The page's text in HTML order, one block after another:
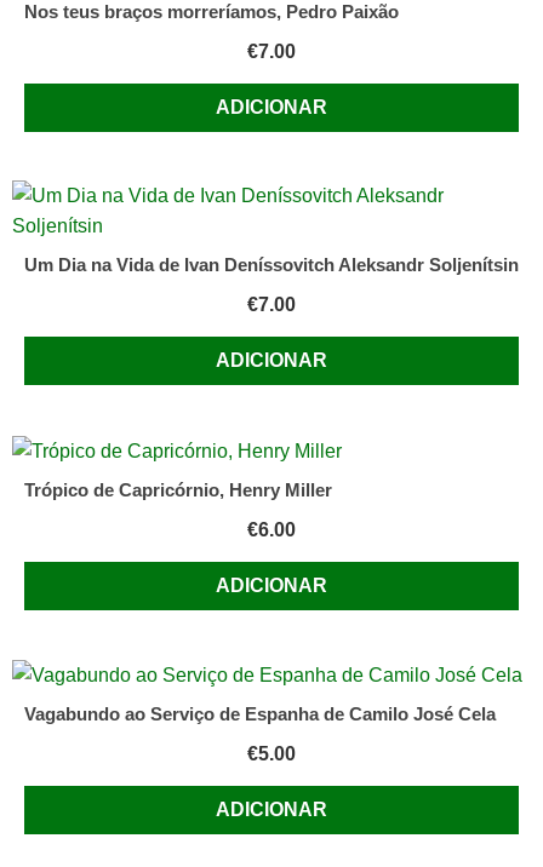
Nos teus braços morreríamos, Pedro Paixão
€7.00
ADICIONAR
Um Dia na Vida de Ivan Deníssovitch Aleksandr Soljenítsin
€7.00
ADICIONAR
Trópico de Capricórnio, Henry Miller
€6.00
ADICIONAR
Vagabundo ao Serviço de Espanha de Camilo José Cela
€5.00
ADICIONAR